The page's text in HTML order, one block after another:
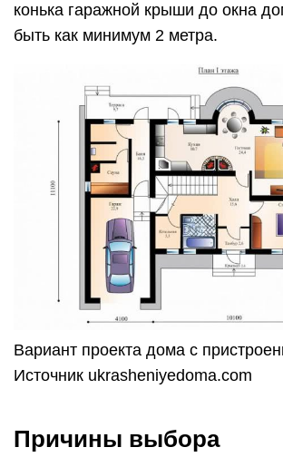
конька гаражной крыши до окна
быть как минимум 2 метра.
Вариант проекта дома с
Источник ukrasheniyedoma.com
Причины выбора